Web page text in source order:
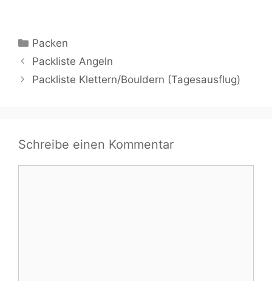
Kategorien
Packen
Packliste Angeln
Packliste Klettern/Bouldern (Tagesausflug)
Schreibe einen Kommentar